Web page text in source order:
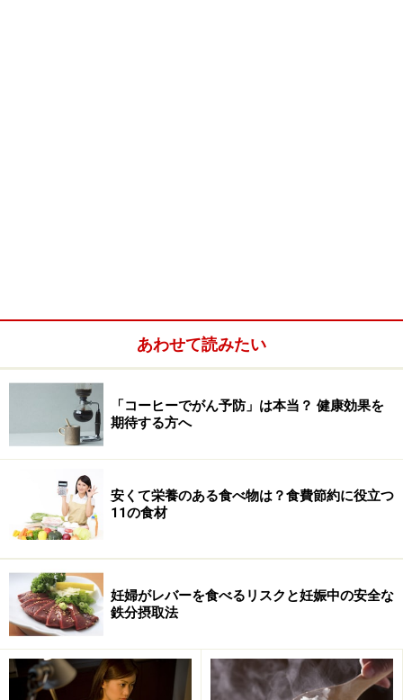
あわせて読みたい
「コーヒーでがん予防」は本当？ 健康効果を
期待する方へ
安くて栄養のある食べ物は？食費節約に役立つ
11の食材
妊婦がレバーを食べるリスクと妊娠中の安全な
鉄分摂取法